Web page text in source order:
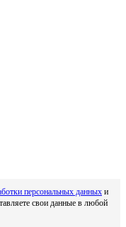
персональных данных и
свои данные в любой